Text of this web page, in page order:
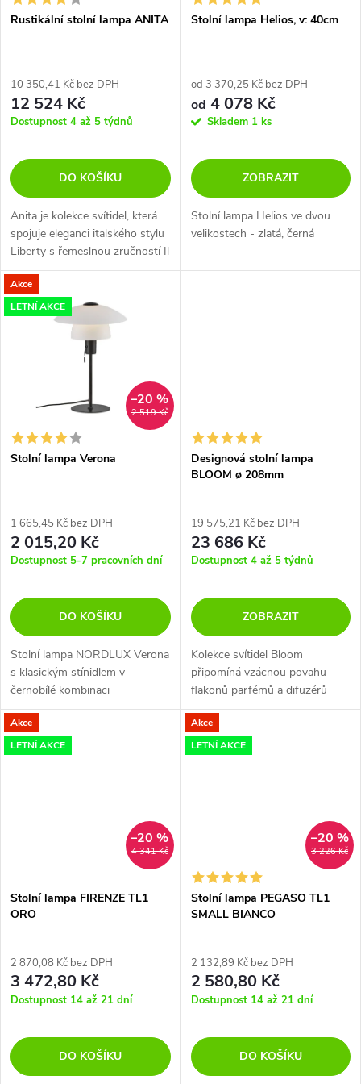
p
r
o
d
u
k
t
ů
s
r
o
d
u
k
t
Rustikální stolní lampa ANITA
10 350,41 Kč bez DPH
12 524 Kč
Dostupnost 4 až 5 týdnů
DO KOŠÍKU
Anita je kolekce svítidel, která
spojuje eleganci italského stylu
Liberty s řemeslnou zručností Il
Fanale.
Stolní lampa Helios, v: 40cm
od 3 370,25 Kč bez DPH
od 4 078 Kč
Skladem 1 ks
ZOBRAZIT
Stolní lampa Helios ve dvou
velikostech - zlatá, černá
Akce
LETNÍ AKCE
2 519 Kč
–20 %
Stolní lampa Verona
1 665,45 Kč bez DPH
2 015,20 Kč
Dostupnost 5-7 pracovních dní
DO KOŠÍKU
Stolní lampa NORDLUX Verona
s klasickým stínidlem v
černobílé kombinaci
Designová stolní lampa
BLOOM ø 208mm
19 575,21 Kč bez DPH
23 686 Kč
Dostupnost 4 až 5 týdnů
ZOBRAZIT
Kolekce svítidel Bloom
připomíná vzácnou povahu
flakonů parfémů a difuzérů
orientálních esencí. Typ skla
dává vzniknout různým
světelným efektům,
Akce
LETNÍ AKCE
4 341 Kč
–20 %
Stolní lampa FIRENZE TL1
ORO
2 870,08 Kč bez DPH
3 472,80 Kč
Dostupnost 14 až 21 dní
DO KOŠÍKU
Akce
LETNÍ AKCE
3 226 Kč
–20 %
Stolní lampa PEGASO TL1
SMALL BIANCO
2 132,89 Kč bez DPH
2 580,80 Kč
Dostupnost 14 až 21 dní
DO KOŠÍKU